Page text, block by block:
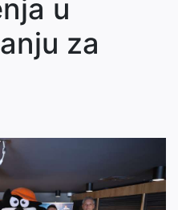
u
za